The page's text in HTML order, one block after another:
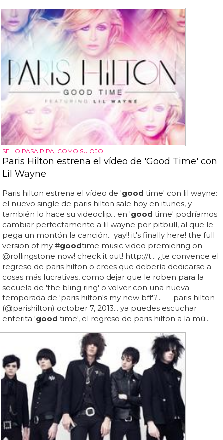
SE LO PASA PIPA, COMO SU OJO
Paris Hilton estrena el vídeo de 'Good Time' con
Lil Wayne
Paris hilton estrena el vídeo de 'good time' con lil wayne:
el nuevo single de paris hilton sale hoy en itunes, y
también lo hace su videoclip... en 'good time' podríamos
cambiar perfectamente a lil wayne por pitbull, al que le
pega un montón la canción... yay!! it's finally here! the full
version of my #goodtime music video premiering on
@rollingstone now! check it out! http://t... ¿te convence el
regreso de paris hilton o crees que debería dedicarse a
cosas más lucrativas, como dejar que le roben para la
secuela de 'the bling ring' o volver con una nueva
temporada de 'paris hilton's my new bff'?... — paris hilton
(@parishilton) october 7, 2013... ya puedes escuchar
enterita 'good time', el regreso de paris hilton a la mú...